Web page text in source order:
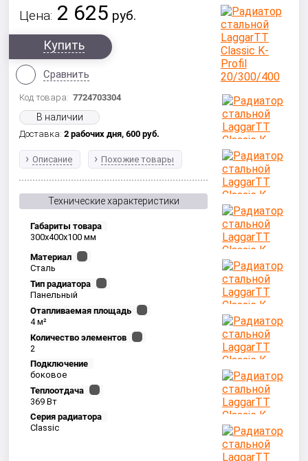
Цена: 2 625 руб.
Купить
Сравнить
Код товара:7724703304
В наличии
Доставка:2 рабочих дня,600 руб.
Описание Похожие товары
Технические характеристики
Габариты товара
300x400x100 мм
Материал
Сталь
Тип радиатора
Панельный
Отапливаемая площадь
4 м²
Количество элементов
2
Подключение
боковое
Теплоотдача
369 Вт
Серия радиатора
Classic